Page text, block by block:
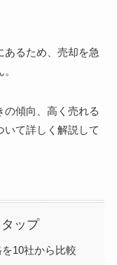
るため、売却を急
の傾向、高く売れる
いて詳しく解説して
ップ
10社から比較